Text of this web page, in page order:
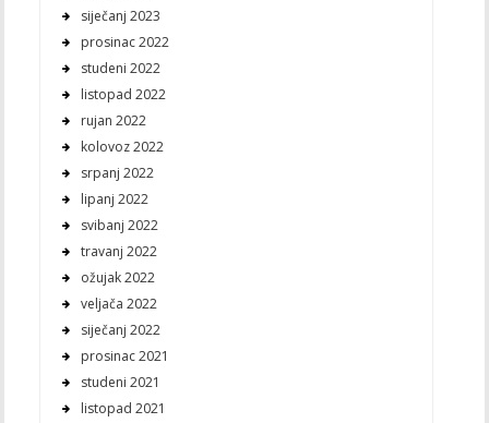
siječanj 2023
prosinac 2022
studeni 2022
listopad 2022
rujan 2022
kolovoz 2022
srpanj 2022
lipanj 2022
svibanj 2022
travanj 2022
ožujak 2022
veljača 2022
siječanj 2022
prosinac 2021
studeni 2021
listopad 2021